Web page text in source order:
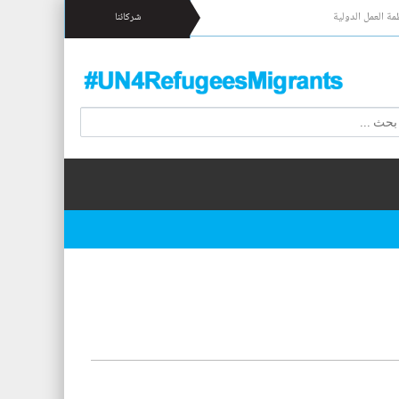
العمل الدولية شركائنا